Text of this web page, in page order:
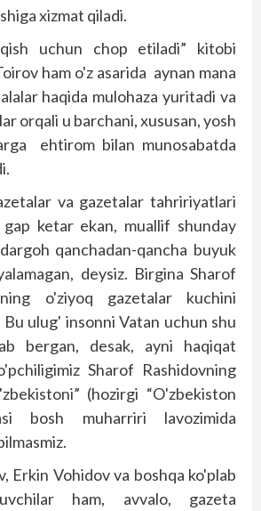
xizmat qiladi.
uchun chop etiladi” kitobi
ham o'z asarida aynan mana
haqida mulohaza yuritadi va
orqali u barchani, xususan, yosh
ehtirom bilan munosabatda
va gazetalar tahririyatlari
ketar ekan, muallif shunday
qanchadan-qancha buyuk
deysiz. Birgina Sharof
o'ziyoq gazetalar kuchini
ulug' insonni Vatan uchun shu
bergan, desak, ayni haqiqat
Sharof Rashidovning
(hozirgi “O'zbekiston
bosh muharriri lavozimida
Erkin Vohidov va boshqa ko'plab
ham, avvalo, gazeta